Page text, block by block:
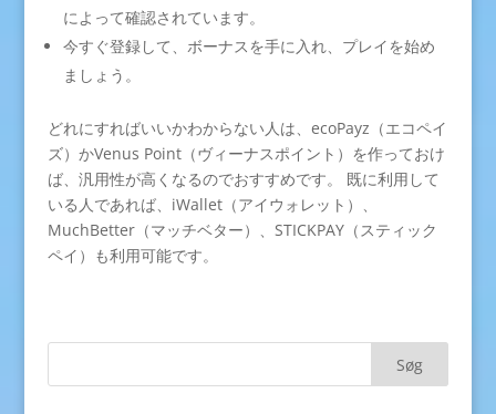
によって確認されています。
今すぐ登録して、ボーナスを手に入れ、プレイを始め
ましょう。
どれにすればいいかわからない人は、ecoPayz（エコペイ
ズ）かVenus Point（ヴィーナスポイント）を作っておけ
ば、汎用性が高くなるのでおすすめです。 既に利用して
いる人であれば、iWallet（アイウォレット）、
MuchBetter（マッチベター）、STICKPAY（スティック
ペイ）も利用可能です。